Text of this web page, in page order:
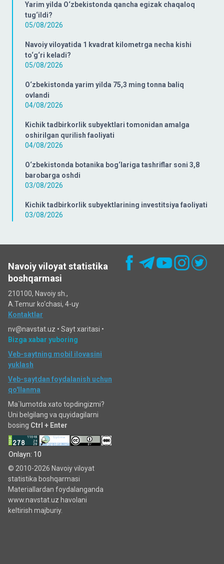
Yarim yilda O‘zbekistonda qancha egizak chaqaloq
tug‘ildi?
05/08/2026
Navoiy viloyatida 1 kvadrat kilometrga necha kishi
to‘g‘ri keladi?
05/08/2026
O‘zbekistonda yarim yilda 75,3 ming tonna baliq
ovlandi
04/08/2026
Kichik tadbirkorlik subyektlari tomonidan amalga
oshirilgan qurilish faoliyati
04/08/2026
O‘zbekistonda botanika bog‘lariga tashriflar soni 3,8
barobarga oshdi
03/08/2026
Kichik tadbirkorlik subyektlarining investitsiya faoliyati
03/08/2026
Navoiy viloyat statistika
boshqarmasi
210100, Navoiy sh.,
A.Temur ko‘chаsi, 4-uy
Kontaktlar
nv@navstat.uz • Sayt xaritasi •
Bizga xabar yuboring
Veb-saytning mobil ilovasini
yuklash
Veb-saytdan foydalanish uchun
qo'llanma
Ma`lumotda xato topdingizmi?
Uni belgilang va quyidagilarni
bosing Ctrl + Enter
Onlayn: 10
© 2010-2026 Navoiy viloyat
statistika boshqarmasi
Materiallardan foydalanganda
www.navstat.uz havolani
keltirish majburiy.